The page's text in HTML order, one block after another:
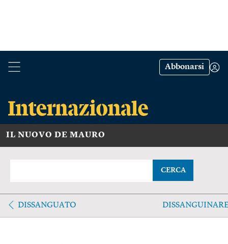
Abbonarsi
IL NUOVO DE MAURO
CERCA
DISSANGUATO